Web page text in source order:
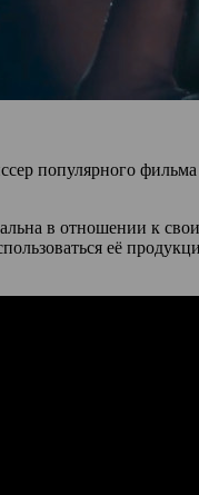
популярного
в отношении к
её